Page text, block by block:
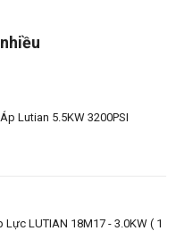
Lutian 5.5KW 3200PSI
Lực LUTIAN 18M17 - 3.0KW ( 1